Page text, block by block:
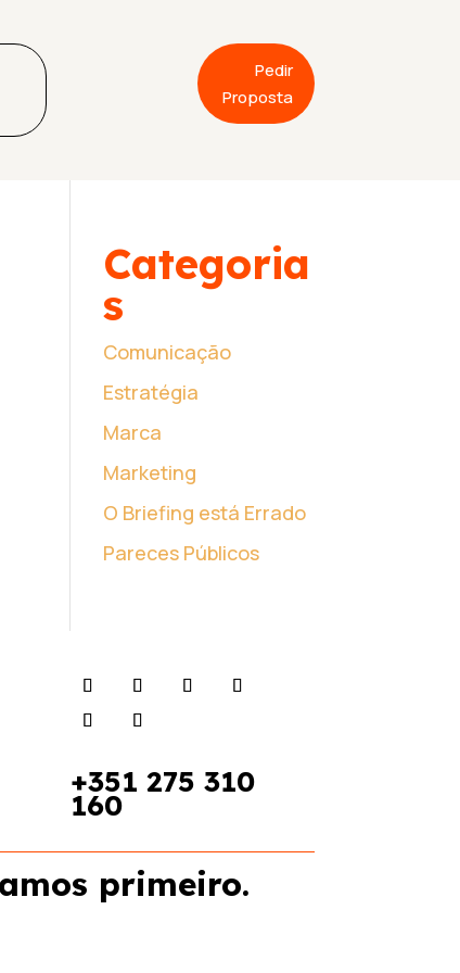
Pedir
Proposta
Categoria
s
Comunicação
Estratégia
Marca
Marketing
O Briefing está Errado
Pareces Públicos
+351275 310
160
primeiro.